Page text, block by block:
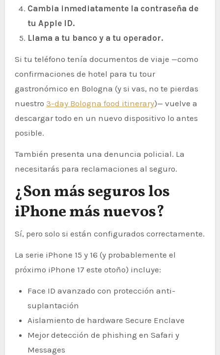
Cambia inmediatamente la contraseña de
tu Apple ID.
Llama a tu banco y a tu operador.
Si tu teléfono tenía documentos de viaje —como
confirmaciones de hotel para tu tour
gastronómico en Bologna (y si vas, no te pierdas
nuestro 3-day Bologna food itinerary)— vuelve a
descargar todo en un nuevo dispositivo lo antes
posible.
También presenta una denuncia policial. La
necesitarás para reclamaciones al seguro.
¿Son más seguros los
iPhone más nuevos?
Sí, pero solo si están configurados correctamente.
La serie iPhone 15 y 16 (y probablemente el
próximo iPhone 17 este otoño) incluye:
Face ID avanzado con protección anti-
suplantación
Aislamiento de hardware Secure Enclave
Mejor detección de phishing en Safari y
Messages